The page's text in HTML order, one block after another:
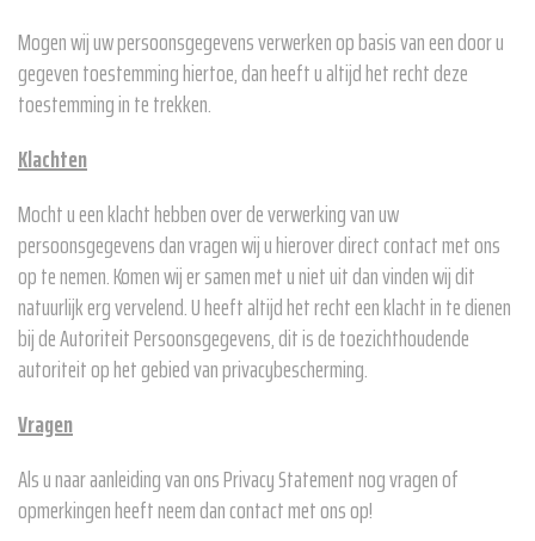
Mogen wij uw persoonsgegevens verwerken op basis van een door u
gegeven toestemming hiertoe, dan heeft u altijd het recht deze
toestemming in te trekken.
Klachten
Mocht u een klacht hebben over de verwerking van uw
persoonsgegevens dan vragen wij u hierover direct contact met ons
op te nemen. Komen wij er samen met u niet uit dan vinden wij dit
natuurlijk erg vervelend. U heeft altijd het recht een klacht in te dienen
bij de Autoriteit Persoonsgegevens, dit is de toezichthoudende
autoriteit op het gebied van privacybescherming.
Vragen
Als u naar aanleiding van ons Privacy Statement nog vragen of
opmerkingen heeft neem dan contact met ons op!